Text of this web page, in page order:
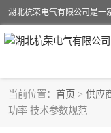
当前位置： 首页 > 供应
功率 技术参数规范
阻旋料位开关